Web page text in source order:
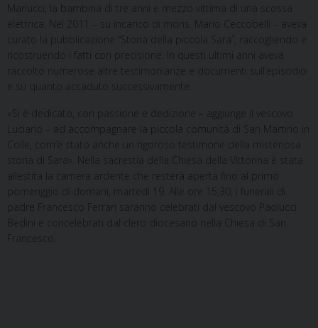
Mariucci, la bambina di tre anni e mezzo vittima di una scossa
elettrica. Nel 2011 – su incarico di mons. Mario Ceccobelli – aveva
curato la pubblicazione “Storia della piccola Sara”, raccogliendo e
ricostruendo i fatti con precisione. In questi ultimi anni aveva
raccolto numerose altre testimonianze e documenti sull’episodio
e su quanto accaduto successivamente.
«Si è dedicato, con passione e dedizione – aggiunge il vescovo
Luciano – ad accompagnare la piccola comunità di San Martino in
Colle, com’è stato anche un rigoroso testimone della misteriosa
storia di Sara». Nella sacrestia della Chiesa della Vittorina è stata
allestita la camera ardente che resterà aperta fino al primo
pomeriggio di domani, martedì 19. Alle ore 15,30, i funerali di
padre Francesco Ferrari saranno celebrati dal vescovo Paolucci
Bedini e concelebrati dal clero diocesano nella Chiesa di San
Francesco.